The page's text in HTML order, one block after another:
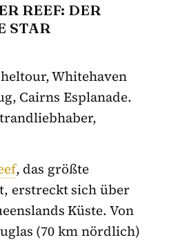
REEF: DER
STAR
Whitehaven
Cairns Esplanade.
, das größte
erstreckt sich über
Küste. Von
(70 km nördlich)